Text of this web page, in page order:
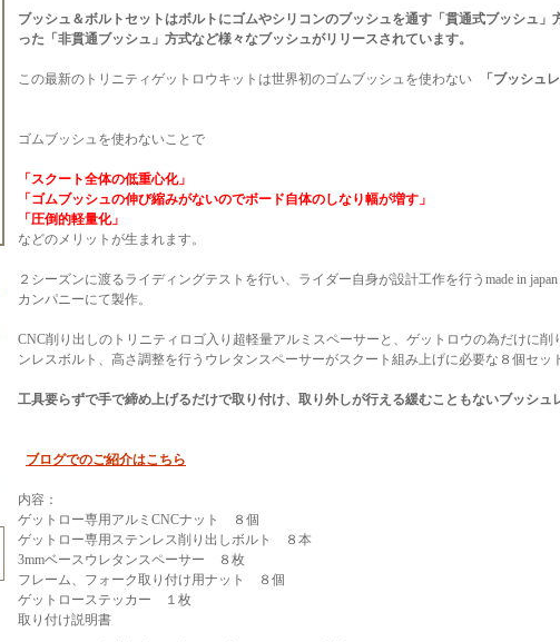
ブッシュ＆ボルトセットはボルトにゴムやシリコンのブッシュを通す「貫通式ブッシュ
った「非貫通ブッシュ」方式など様々なブッシュがリリースされています。
この最新のトリニティゲットロウキットは世界初のゴムブッシュを使わない 「ブッシュ
ゴムブッシュを使わないことで
「スクート全体の低重心化」
「ゴムブッシュの伸び縮みがないのでボード自体のしなり幅が増す」
「圧倒的軽量化」
などのメリットが生まれます。
２シーズンに渡るライディングテストを行い、ライダー自身が設計工作を行うmade in
カンパニーにて製作。
CNC削り出しのトリニティロゴ入り超軽量アルミスペーサーと、ゲットロウの為だけに
ンレスボルト、高さ調整を行うウレタンスペーサーがスクート組み上げに必要な８個セッ
工具要らずで手で締め上げるだけで取り付け、取り外しが行える緩むこともないブッシュ
ブログでのご紹介はこちら
内容：
ゲットロー専用アルミCNCナット ８個
ゲットロー専用ステンレス削り出しボルト ８本
3mmベースウレタンスペーサー ８枚
フレーム、フォーク取り付け用ナット ８個
ゲットローステッカー １枚
取り付け説明書